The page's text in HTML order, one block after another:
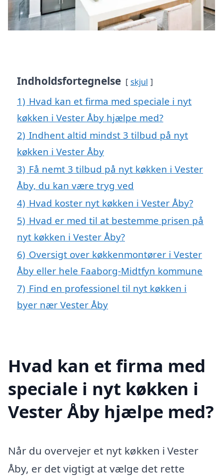
Indholdsfortegnelse skjul
1) Hvad kan et firma med speciale i nyt
køkken i Vester Åby hjælpe med?
2) Indhent altid mindst 3 tilbud på nyt
køkken i Vester Åby
3) Få nemt 3 tilbud på nyt køkken i Vester
Åby, du kan være tryg ved
4) Hvad koster nyt køkken i Vester Åby?
5) Hvad er med til at bestemme prisen på
nyt køkken i Vester Åby?
6) Oversigt over køkkenmontører i Vester
Åby eller hele Faaborg-Midtfyn kommune
7) Find en professionel til nyt køkken i
byer nær Vester Åby
Hvad kan et firma med
speciale i nyt køkken i
Vester Åby hjælpe med?
Når du overvejer et nyt køkken i Vester
Åby, er det vigtigt at vælge det rette